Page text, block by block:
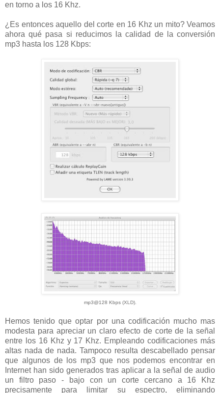
en torno a los 16 Khz.
¿Es entonces aquello del corte en 16 Khz un mito? Veamos
ahora qué pasa si reducimos la calidad de la conversión
mp3 hasta los 128 Kbps:
mp3@128 Kbps (XLD).
Hemos tenido que optar por una codificación mucho mas
modesta para apreciar un claro efecto de corte de la señal
entre los 16 Khz y 17 Khz. Empleando codificaciones más
altas nada de nada. Tampoco resulta descabellado pensar
que algunos de los mp3 que nos podemos encontrar en
Internet han sido generados tras aplicar a la señal de audio
un filtro paso - bajo con un corte cercano a 16 Khz
precisamente para limitar su espectro, eliminando